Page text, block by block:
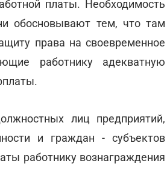
платы. Необходимость
обосновывают тем, что там
права на своевременное
работнику адекватную
лиц предприятий,
и граждан - субъектов
работнику вознаграждения